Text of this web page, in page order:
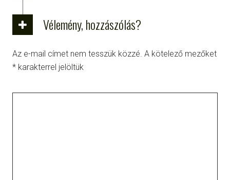
Vélemény, hozzászólás?
Az e-mail címet nem tesszük közzé. A kötelező mezőket
* karakterrel jelöltük